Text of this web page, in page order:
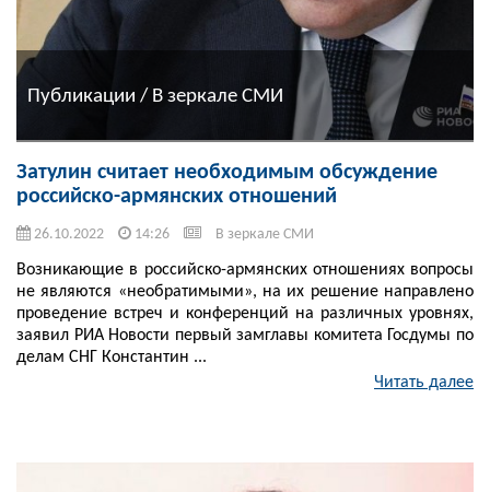
Публикации / В зеркале СМИ
Затулин считает необходимым обсуждение
российско-армянских отношений
26.10.2022 14:26 В зеркале СМИ
Возникающие в российско-армянских отношениях вопросы
не являются «необратимыми», на их решение направлено
проведение встреч и конференций на различных уровнях,
заявил РИА Новости первый замглавы комитета Госдумы по
делам СНГ Константин ...
Читать далее